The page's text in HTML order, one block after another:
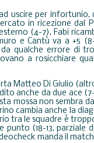
uscire per infortunio,
in ricezione dal
(4-7), Fabi
e Cantù va a +5
qualche errore di
a rosicchiare
Matteo Di Giulio
anche da due ace
mossa non sembra
cambia anche la
tra le squadre è
punto (18-13, parziale
manda il